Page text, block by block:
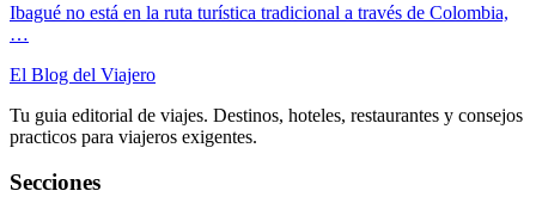
Ibagué no está en la ruta turística tradicional a través de Colombia,
…
El Blog del Viajero
Tu guia editorial de viajes. Destinos, hoteles, restaurantes y consejos
practicos para viajeros exigentes.
Secciones